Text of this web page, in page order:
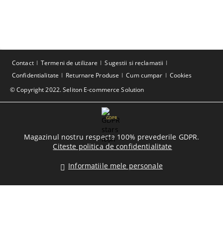
© Copyright 2022. Seliton E-commerce Solution
Contact Termeni de utilizare
Sugestii si reclamatii
Confidentialitate
Returnare Produse Cum cumpar Cookies
GDPR
Magazinul nostru respecta 100% prevederile GDPR.
Citeste politica de confidentialitate
Informatiile mele personale